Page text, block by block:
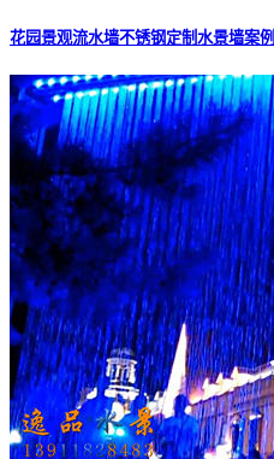
花园景观流水墙不锈钢定制水景墙案例